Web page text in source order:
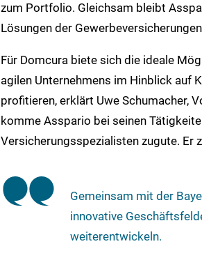
zum Portfolio. Gleichsam bleibt
Lösungen der
Für Domcura biete sich die ideale
agilen Unternehmens im Hinblick auf
profitieren, erklärt Uwe Schumacher,
komme Asspario bei seinen
Versicherungsspezialisten zugute. Er
Gemeinsam mit der
innovative
weiterentwickeln.